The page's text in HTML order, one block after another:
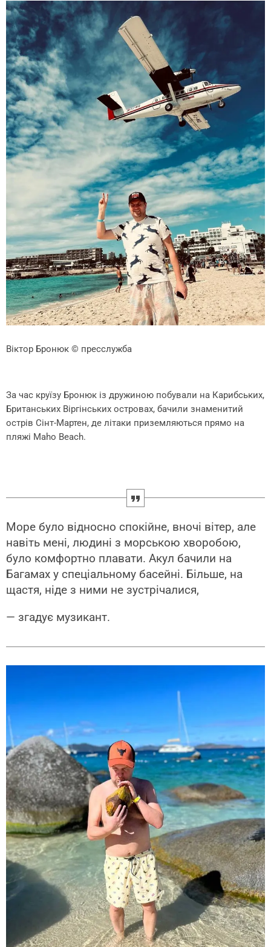
Віктор Бронюк © пресслужба
За час круїзу Бронюк із дружиною побували на Карибських,
Британських Віргінських островах, бачили знаменитий
острів Сінт-Мартен, де літаки приземляються прямо на
пляжі Maho Beach.
Море було відносно спокійне, вночі вітер, але
навіть мені, людині з морською хворобою,
було комфортно плавати. Акул бачили на
Багамах у спеціальному басейні. Більше, на
щастя, ніде з ними не зустрічалися,
— згадує музикант.